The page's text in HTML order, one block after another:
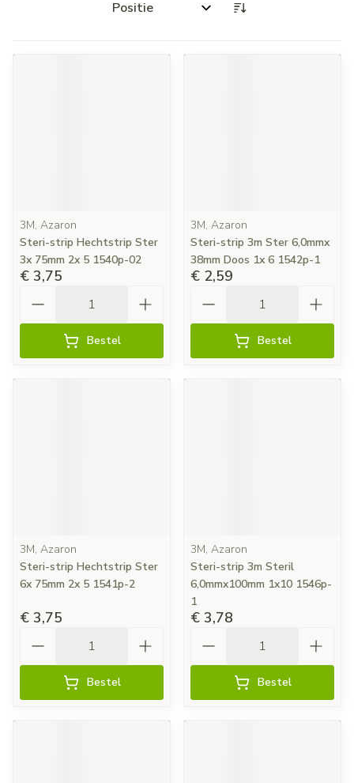
Sorteer op:
3M, Azaron
Steri-strip Hechtstrip Ster
3x 75mm 2x 5 1540p-02
€ 3,75
Bestel
3M, Azaron
Steri-strip 3m Ster 6,0mmx
38mm Doos 1x 6 1542p-1
€ 2,59
Bestel
3M, Azaron
Steri-strip Hechtstrip Ster
6x 75mm 2x 5 1541p-2
€ 3,75
Bestel
3M, Azaron
Steri-strip 3m Steril
6,0mmx100mm 1x10 1546p-
1
€ 3,78
Bestel